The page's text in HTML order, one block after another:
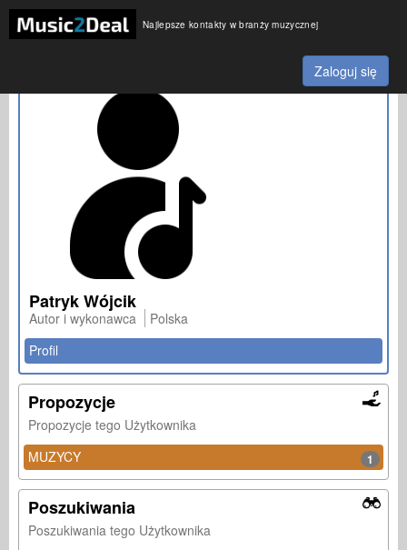
Najlepsze kontakty w branży muzycznej
Zaloguj się
Patryk Wójcik
Autor i wykonawca
Polska
Profil
Propozycje
Propozycje tego Użytkownika
MUZYCY
1
Poszukiwania
Poszukiwania tego Użytkownika